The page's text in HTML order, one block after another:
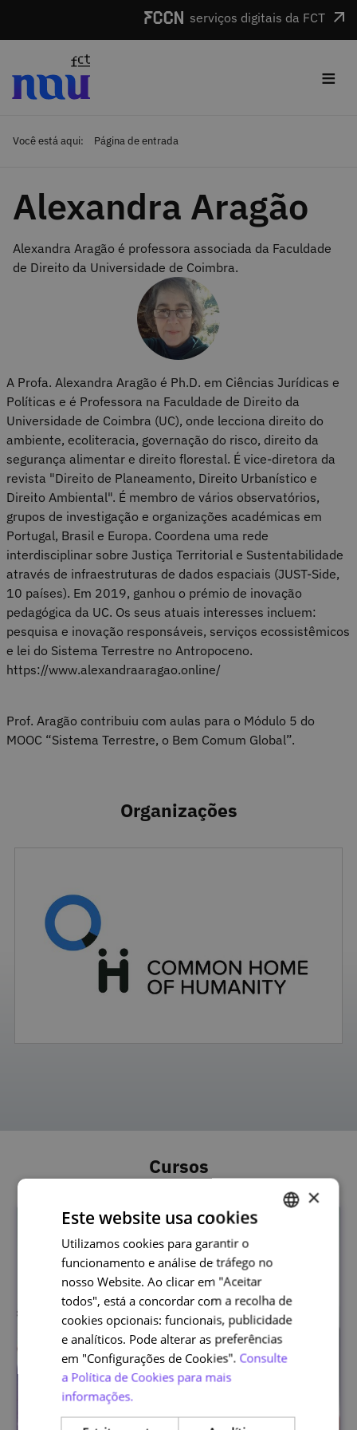
serviços digitais da FCT
≡
Você está aqui: Página de entrada
Alexandra Aragão
Alexandra Aragão é professora associada da Faculdade
de Direito da Universidade de Coimbra.
A Profa. Alexandra Aragão é Ph.D. em Ciências Jurídicas e
Políticas e é Professora na Faculdade de Direito da
Universidade de Coimbra (UC), onde lecciona direito do
ambiente, ecoliteracia, governação do risco, direito da
segurança alimentar e direito florestal. É vice-diretora da
revista "Direito de Planeamento, Direito Urbanístico e
Direito Ambiental". É membro de vários observatórios,
grupos de investigação e organizações académicas em
Portugal, Brasil e Europa. Coordena uma rede
interdisciplinar sobre Justiça Territorial e Sustentabilidade
através de infraestruturas de dados espaciais (JUST-Side,
10 países). Em 2019, ganhou o prémio de inovação
pedagógica da UC. Os seus atuais interesses incluem:
pesquisa e inovação responsáveis, serviços ecossistêmicos
e lei do Sistema Terrestre no Antropoceno.
https://www.alexandraaragao.online/
Prof. Aragão contribuiu com aulas para o Módulo 5 do
MOOC “Sistema Terrestre, o Bem Comum Global”.
Organizações
Cursos
ENGLISH
×
Este website usa cookies
Utilizamos cookies para garantir o
funcionamento e análise de tráfego no
nosso Website. Ao clicar em "Aceitar
todos", está a concordar com a recolha de
cookies opcionais: funcionais, publicidade
e analíticos. Pode alterar as preferências
em "Configurações de Cookies". Consulte
a Política de Cookies para mais
informações.